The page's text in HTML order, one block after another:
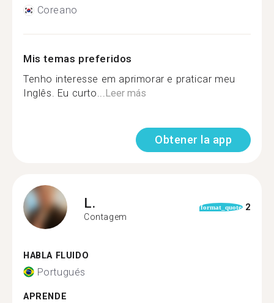
Coreano
Mis temas preferidos
Tenho interesse em aprimorar e praticar meu
Inglês. Eu curto...Leer más
Obtener la app
L.
Contagem
format_quote 2
HABLA FLUIDO
Portugués
APRENDE